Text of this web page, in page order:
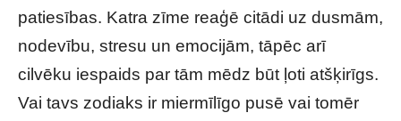
patiesības. Katra zīme reaģē citādi uz dusmām,
nodevību, stresu un emocijām, tāpēc arī
cilvēku iespaids par tām mēdz būt ļoti atšķirīgs.
Vai tavs zodiaks ir miermīlīgo pusē vai tomēr